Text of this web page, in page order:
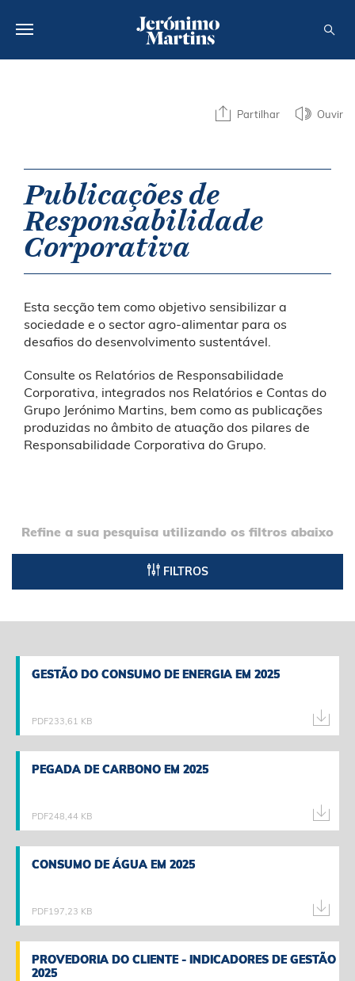
MEDIA
CARREIRAS
CONTACTOS
Partilhar Ouvir
Publicações de
Responsabilidade
Corporativa
Esta secção tem como objetivo sensibilizar a
sociedade e o sector agro-alimentar para os
desafios do desenvolvimento sustentável.
Consulte os Relatórios de Responsabilidade
Corporativa, integrados nos Relatórios e Contas do
Grupo Jerónimo Martins, bem como as publicações
produzidas no âmbito de atuação dos pilares de
Responsabilidade Corporativa do Grupo.
Refine a sua pesquisa utilizando os filtros abaixo
FILTROS
GESTÃO DO CONSUMO DE ENERGIA EM 2025
PDF233,61 KB
GESTÃO DO CONSUMO DE ENERGIA EM 2025
PEGADA DE CARBONO EM 2025
PDF248,44 KB
PEGADA DE CARBONO EM 2025
CONSUMO DE ÁGUA EM 2025
PDF197,23 KB
CONSUMO DE ÁGUA EM 2025
PROVEDORIA DO CLIENTE - INDICADORES DE GESTÃO
2025
PROVEDORIA DO CLIENTE - INDICADORES DE GESTÃO
2025